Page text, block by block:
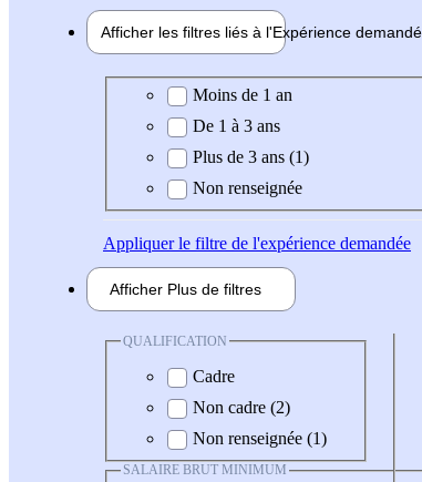
Afficher les filtres liés à l'Expérience
Expérience demandée
Moins de 1 an
De 1 à 3 ans
Plus de 3 ans (1)
Non renseignée
Appliquerle filtre de l'expérience demandée
Afficher Plus de filtres
QUALIFICATION
Cadre
Non cadre (2)
Non renseignée (1)
SALAIRE BRUT MINIMUM